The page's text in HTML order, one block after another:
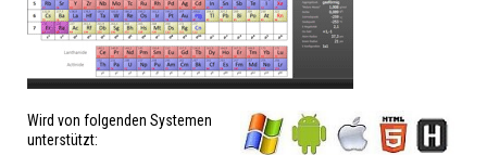
Wird von folgenden Systemen
unterstützt: